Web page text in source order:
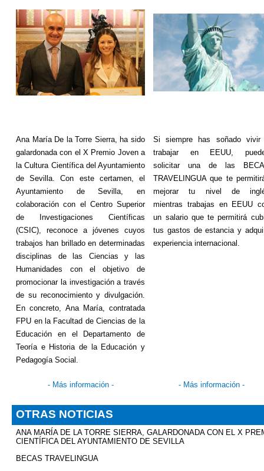
Ana María De la Torre Sierra, ha sido
galardonada con el X Premio Joven a
la Cultura Científica del Ayuntamiento
de Sevilla. Con este certamen, el
Ayuntamiento de Sevilla, en
colaboración con el Centro Superior
de Investigaciones Científicas
(CSIC), reconoce a jóvenes cuyos
trabajos han brillado en determinadas
disciplinas de las Ciencias y las
Humanidades con el objetivo de
promocionar la investigación a través
de su reconocimiento y divulgación.
En concreto, Ana María, contratada
FPU en la Facultad de Ciencias de la
Educación en el Departamento de
Teoría e Historia de la Educación y
Pedagogía Social.
Si siempre has soñado
trabajar en EEUU,
solicitar una de las
TRAVELINGUA que te
mejorar tu nivel de
mientras trabajas en EEUU
un salario que te permitirá
tus gastos de estancia y
experiencia internacional.
- Más información- - Más información -
OTRAS NOTICIAS
ANA MARÍA DE LA TORRE SIERRA, GALARDONADA CON EL X
CIENTÍFICA DEL AYUNTAMIENTO DE SEVILLA
BECAS TRAVELINGUA